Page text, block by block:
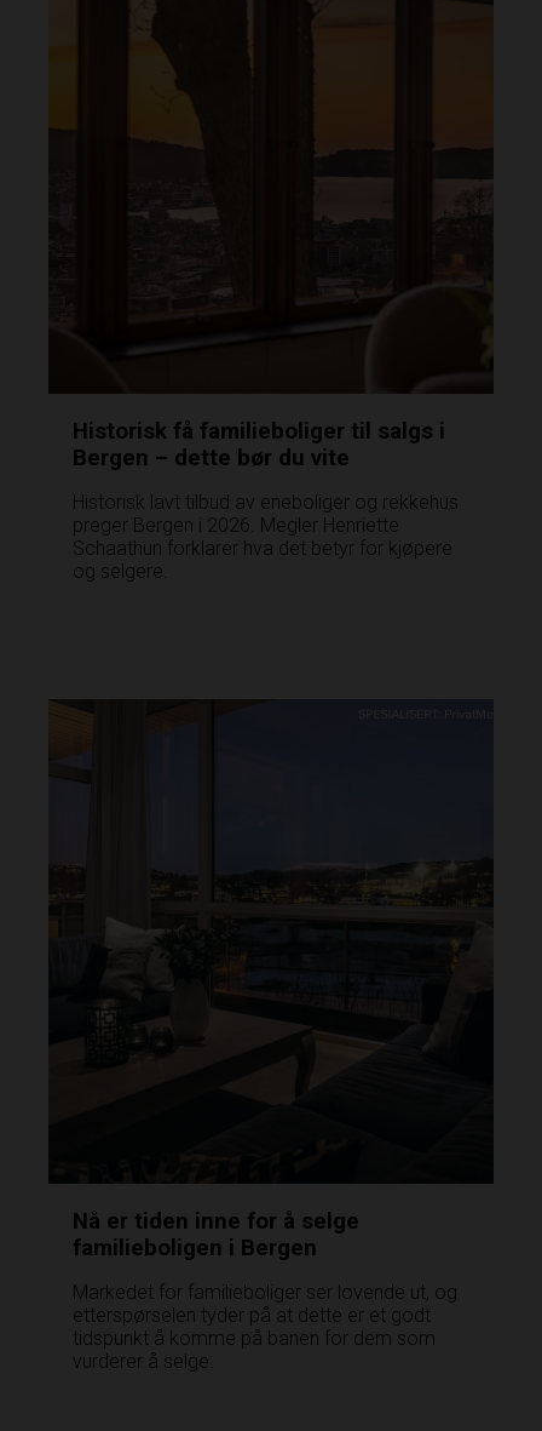
Historisk få familieboliger til salgs i
Bergen – dette bør du vite
Historisk lavt tilbud av eneboliger og rekkehus
preger Bergen i 2026. Megler Henriette
Schaathun forklarer hva det betyr for kjøpere
og selgere.
Nå er tiden inne for å selge
familieboligen i Bergen
Markedet for familieboliger ser lovende ut, og
etterspørselen tyder på at dette er et godt
tidspunkt å komme på banen for dem som
vurderer å selge.